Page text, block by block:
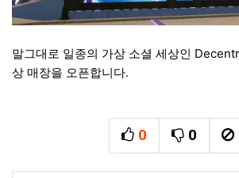
말그대로 일종의 가상 소셜 세상인
상 매장을 오픈합니다.
0
추천
0
비추천